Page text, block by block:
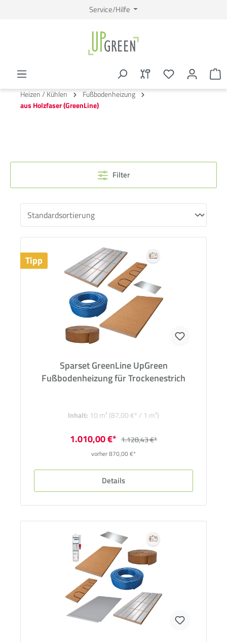
Service/Hilfe
Heizen / Kühlen
Fußbodenheizung
aus Holzfaser (GreenLine)
Filter
Tipp
Sparset GreenLine UpGreen
Fußbodenheizung für Trockenestrich
Inhalt: 10 m² (87,00 €* / 1 m²)
1.010,00 €* 1.128,43 €*
vorher 870,00 €*
Details